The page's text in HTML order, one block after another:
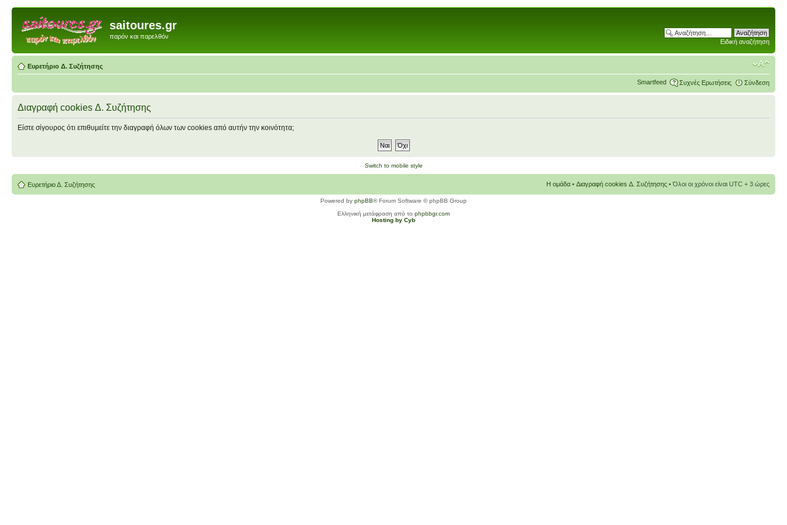
saitoures.gr
παρόν και παρελθόν
Ειδική αναζήτηση
Ευρετήριο Δ. Συζήτησης
Smartfeed Συχνές Ερωτήσεις Σύνδεση
Διαγραφή cookies Δ. Συζήτησης
Είστε σίγουρος ότι επιθυμείτε την διαγραφή όλων των cookies από αυτήν την κοινότητα;
Switch to mobile style
Ευρετήριο Δ. Συζήτησης Η ομάδα • Διαγραφή cookies Δ. Συζήτησης • Όλοι οι χρόνοι είναι UTC + 3 ώρες
Powered by phpBB® Forum Software © phpBB Group
Ελληνική μετάφραση από το phpbbgr.com
Hosting by Cyb